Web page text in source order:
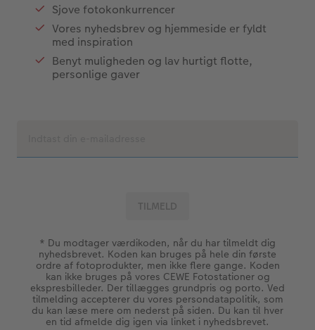
Sjove fotokonkurrencer
Vores nyhedsbrev og hjemmeside er fyldt
med inspiration
Benyt muligheden og lav hurtigt flotte,
personlige gaver
* Du modtager værdikoden, når du har tilmeldt dig
nyhedsbrevet. Koden kan bruges på hele din første
ordre af fotoprodukter, men ikke flere gange. Koden
kan ikke bruges på vores CEWE Fotostationer og
ekspresbilleder. Der tillægges grundpris og porto. Ved
tilmelding accepterer du vores persondatapolitik, som
du kan læse mere om nederst på siden. Du kan til hver
en tid afmelde dig igen via linket i nyhedsbrevet.